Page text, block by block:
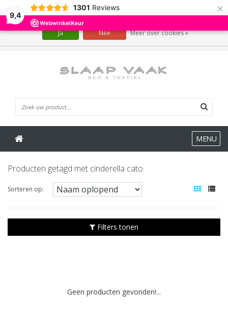
9,4
1301 Reviews ×
MENU
Producten getagd met cinderella cato
Sorteren op:
Filters tonen
Geen producten gevonden!...
Wij slaan cookies op om onze website te verbeteren. Is dat akkoord?
Ja Nee Meer over cookies »